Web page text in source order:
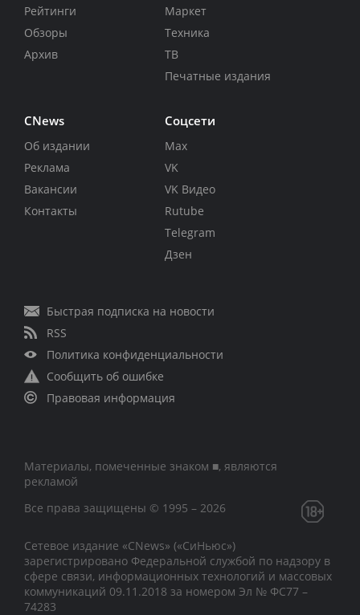
Рейтинги
Обзоры
Архив
Маркет
Техника
ТВ
Печатные издания
CNews
Об издании
Реклама
Вакансии
Контакты
Соцсети
Max
VK
VK Видео
Rutube
Telegram
Дзен
Быстрая подписка на новости
RSS
Политика конфиденциальности
Сообщить об ошибке
Правовая информация
Материалы, помеченные знаком ■, являются
рекламой
Все права защищены © 1995 – 2026
Сетевое издание «CNews» («СиНьюс»)
зарегистрировано Федеральной службой по надзору в
сфере связи, информационных технологий и массовых
коммуникаций 09.11.2018 за номером Эл № ФС77 –
74283